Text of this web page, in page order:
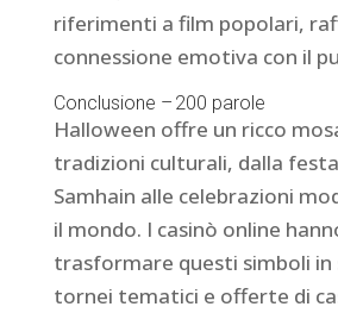
riferimenti a film popolari,
connessione emotiva con il
Conclusione – 200 parole
Halloween offre un ricco
tradizioni culturali, dalla
Samhain alle celebrazioni
il mondo. I casinò online
trasformare questi simboli
tornei tematici e offerte di